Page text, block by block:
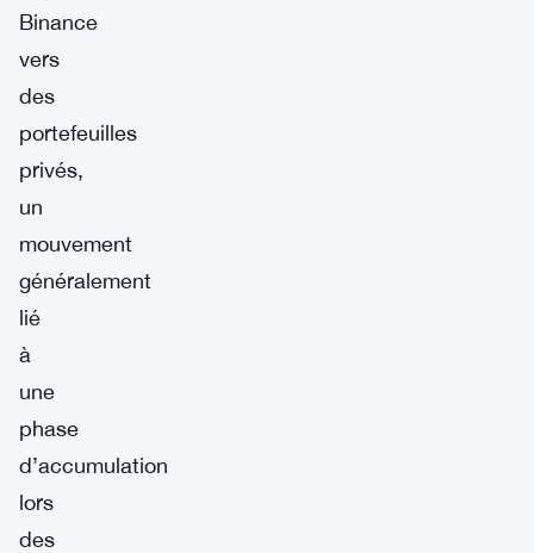
Binance
vers
des
portefeuilles
privés,
un
mouvement
généralement
lié
à
une
phase
d’accumulation
lors
des